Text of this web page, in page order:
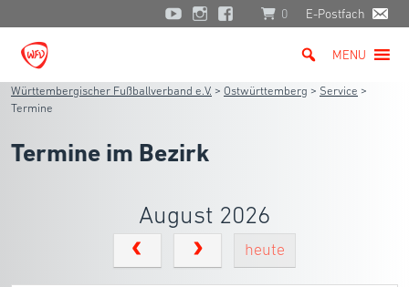
0 E-Postfach
MENU
Württembergischer Fußballverband e.V. > Ostwürttemberg > Service >
Termine
Termine im Bezirk
August 2026
heute